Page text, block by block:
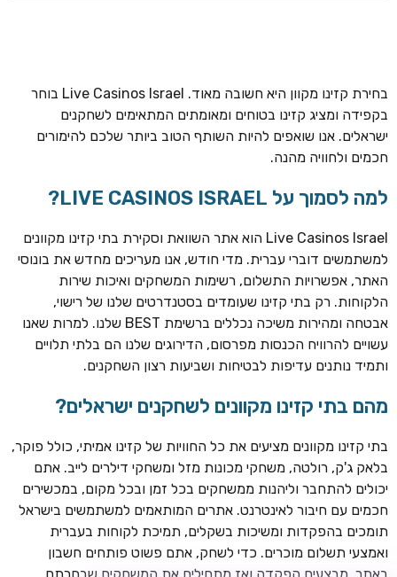
חבילת קבלת פנים: בונוס 100% עד 300€ + 100 ספיני בונוס על
ההפקדה הראשונה
CASOO
בונוס מתגלגל עד 2,000 ₪ + 200 ספינים חינם לשחקנים
חדשים
ROYSPINS
חינם על ההפקדות הראשונות
בחירת קזינו מקוון היא חשובה מאוד. Live Casinos Israel בוחר
בקפידה ומציג קזינו בטוחים ומאומתים המתאימים לשחקנים
ישראלים. אנו שואפים להיות השותף הטוב ביותר שלכם להימורים
חכמים ולחוויה מהנה.
למה לסמוך על LIVE CASINOS ISRAEL?
Live Casinos Israel הוא אתר השוואת וסקירת בתי קזינו מקוונים
למשתמשים דוברי עברית. מדי חודש, אנו מעריכים מחדש את בונוסי
האתר, אפשרויות התשלום, רשימות המשחקים ואיכות שירות
הלקוחות. רק בתי קזינו שעומדים בסטנדרטים שלנו של רישוי,
אבטחה ומהירות משיכה נכללים ברשימת BEST שלנו. למרות שאנו
עשויים להרוויח הכנסות מפרסום, הדירוגים שלנו הם בלתי תלויים
ותמיד נותנים עדיפות לבטיחות ושביעות רצון השחקנים.
מהם בתי קזינו מקוונים לשחקנים ישראלים?
בתי קזינו מקוונים מציעים את כל החוויות של קזינו אמיתי, כולל פוקר,
בלאק ג'ק, רולטה, משחקי מכונות מזל ומשחקי דילרים לייב. אתם
יכולים להתחבר וליהנות ממשחקים בכל זמן ובכל מקום, במכשירים
חכמים עם חיבור לאינטרנט. אתרים המותאמים למשתמשים בישראל
תומכים בהפקדות ומשיכות בשקלים, תמיכת לקוחות בעברית
ואמצעי תשלום מוכרים. כדי לשחק, אתם פשוט פותחים חשבון